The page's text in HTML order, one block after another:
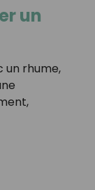
un
un rhume,